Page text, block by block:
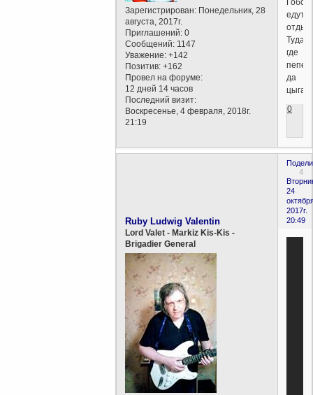
Зарегистрирован: Понедельник, 28
августа, 2017г.
Приглашений: 0
Сообщений: 1147
Уважение: +142
Позитив: +162
Провел на форуме:
12 дней 14 часов
Последний визит:
Воскресенье, 4 февраля, 2018г.
21:19
едут
Туда,
где
пепел
да
0
4
24
2017г.
20:49
Ruby Ludwig Valentin
Lord Valet - Markiz Kis-Kis -
Brigadier General